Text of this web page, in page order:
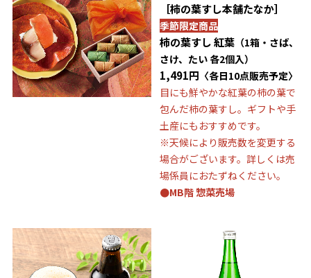
［柿の葉すし本舗たなか］
季節限定商品
柿の葉すし 紅葉（1箱・さば、
さけ、たい 各2個入）
1,491円 〈各日10点販売予定〉
目にも鮮やかな紅葉の柿の葉で
包んだ柿の葉すし。ギフトや手
土産にもおすすめです。
※天候により販売数を変更する
場合がございます。詳しくは売
場係員におたずねください。
●MB階 惣菜売場